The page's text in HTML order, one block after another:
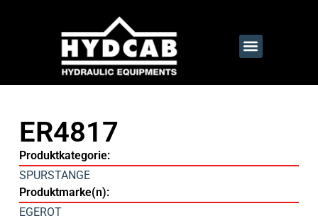
ER4817
Produktkategorie:
SPURSTANGE
Produktmarke(n):
EGEROT